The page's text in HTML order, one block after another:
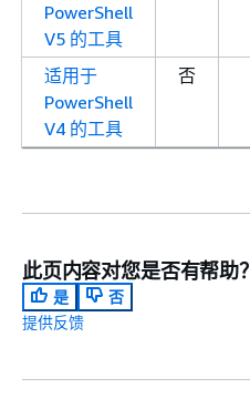
PowerShell
V5 的工具
适用于
PowerShell
V4 的工具
否
此页内容对您是否有帮助？
是
否
提供反馈